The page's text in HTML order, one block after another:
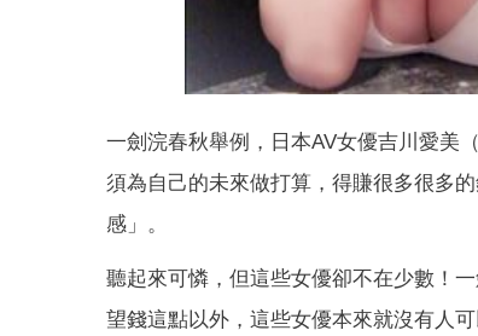
一劍浣春秋舉例，日本AV女優吉川愛美（
須為自己的未來做打算，得賺很多很多
感」。
聽起來可憐，但這些女優卻不在少數！
望錢這點以外，這些女優本來就沒有人